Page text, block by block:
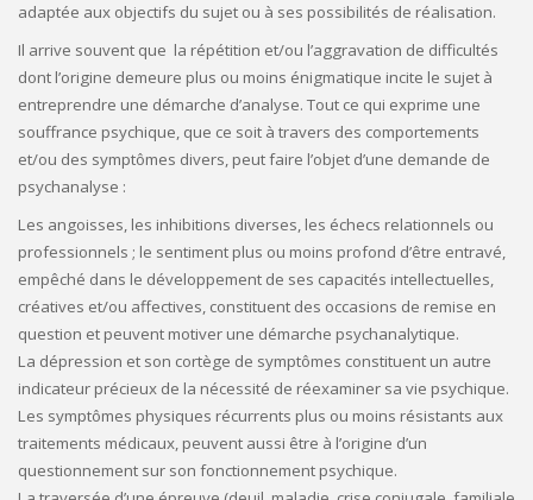
adaptée aux objectifs du sujet ou à ses possibilités de réalisation.
Il arrive souvent que la répétition et/ou l’aggravation de difficultés
dont l’origine demeure plus ou moins énigmatique incite le sujet à
entreprendre une démarche d’analyse. Tout ce qui exprime une
souffrance psychique, que ce soit à travers des comportements
et/ou des symptômes divers, peut faire l’objet d’une demande de
psychanalyse :
Les angoisses, les inhibitions diverses, les échecs relationnels ou
professionnels ; le sentiment plus ou moins profond d’être entravé,
empêché dans le développement de ses capacités intellectuelles,
créatives et/ou affectives, constituent des occasions de remise en
question et peuvent motiver une démarche psychanalytique.
La dépression et son cortège de symptômes constituent un autre
indicateur précieux de la nécessité de réexaminer sa vie psychique.
Les symptômes physiques récurrents plus ou moins résistants aux
traitements médicaux, peuvent aussi être à l’origine d’un
questionnement sur son fonctionnement psychique.